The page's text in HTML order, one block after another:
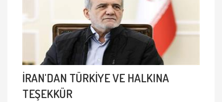
İRAN'DAN TÜRKİYE VE HALKINA
TEŞEKKÜR